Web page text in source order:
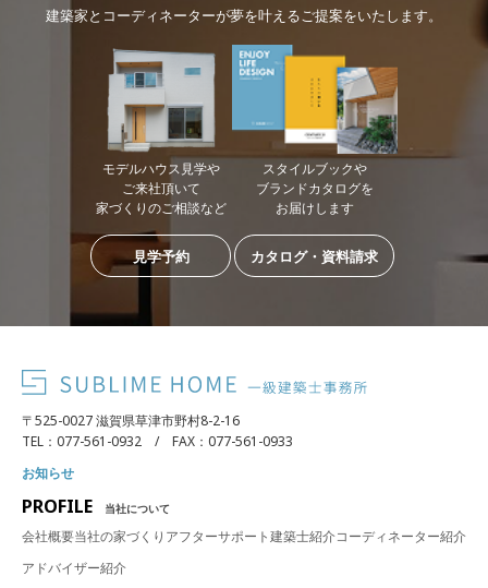
建築家とコーディネーターが夢を叶えるご提案をいたします。
モデルハウス見学や
ご来社頂いて
家づくりのご相談など
見学予約
スタイルブックや
ブランドカタログを
お届けします
カタログ・資料請求
〒525-0027 滋賀県草津市野村8-2-16
TEL：077-561-0932 / FAX：077-561-0933
お知らせ
PROFILE 当社について
会社概要当社の家づくり アフターサポート建築士紹介コーディネーター紹介
アドバイザー紹介